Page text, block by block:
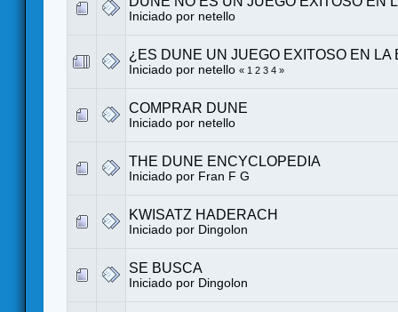
Iniciado por netello
¿ES DUNE UN JUEGO EXITOSO EN LA
Iniciado por netello « 1 2 3 4 »
COMPRAR DUNE
Iniciado por netello
THE DUNE ENCYCLOPEDIA
Iniciado por Fran F G
KWISATZ HADERACH
Iniciado por Dingolon
SE BUSCA
Iniciado por Dingolon